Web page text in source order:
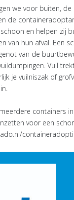
we voor buiten,
de
en helpen zij
van hun afval. Een
van de
Vuil
je vuilniszak of
containers
voor een